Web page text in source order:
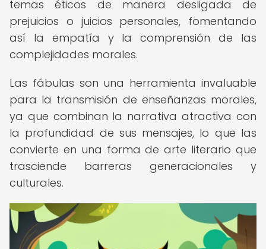
temas éticos de manera desligada de
prejuicios o juicios personales, fomentando
así la empatía y la comprensión de las
complejidades morales.
Las fábulas son una herramienta invaluable
para la transmisión de enseñanzas morales,
ya que combinan la narrativa atractiva con
la profundidad de sus mensajes, lo que las
convierte en una forma de arte literario que
trasciende barreras generacionales y
culturales.